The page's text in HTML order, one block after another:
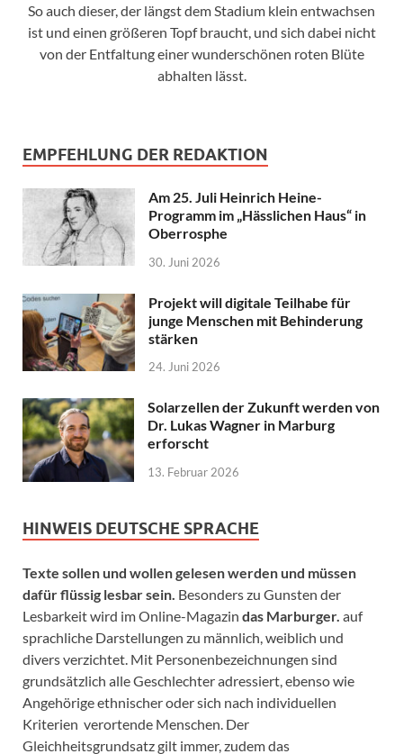
So auch dieser, der längst dem Stadium klein entwachsen
ist und einen größeren Topf braucht, und sich dabei nicht
von der Entfaltung einer wunderschönen roten Blüte
abhalten lässt.
EMPFEHLUNG DER REDAKTION
Am 25. Juli Heinrich Heine-
Programm im „Hässlichen Haus“ in
Oberrosphe
30. Juni 2026
Projekt will digitale Teilhabe für
junge Menschen mit Behinderung
stärken
24. Juni 2026
Solarzellen der Zukunft werden von
Dr. Lukas Wagner in Marburg
erforscht
13. Februar 2026
HINWEIS DEUTSCHE SPRACHE
Texte sollen und wollen gelesen werden und müssen
dafür flüssig lesbar sein. Besonders zu Gunsten der
Lesbarkeit wird im Online-Magazin das Marburger. auf
sprachliche Darstellungen zu männlich, weiblich und
divers verzichtet. Mit Personenbezeichnungen sind
grundsätzlich alle Geschlechter adressiert, ebenso wie
Angehörige ethnischer oder sich nach individuellen
Kriterien verortende Menschen. Der
Gleichheitsgrundsatz gilt immer, zudem das